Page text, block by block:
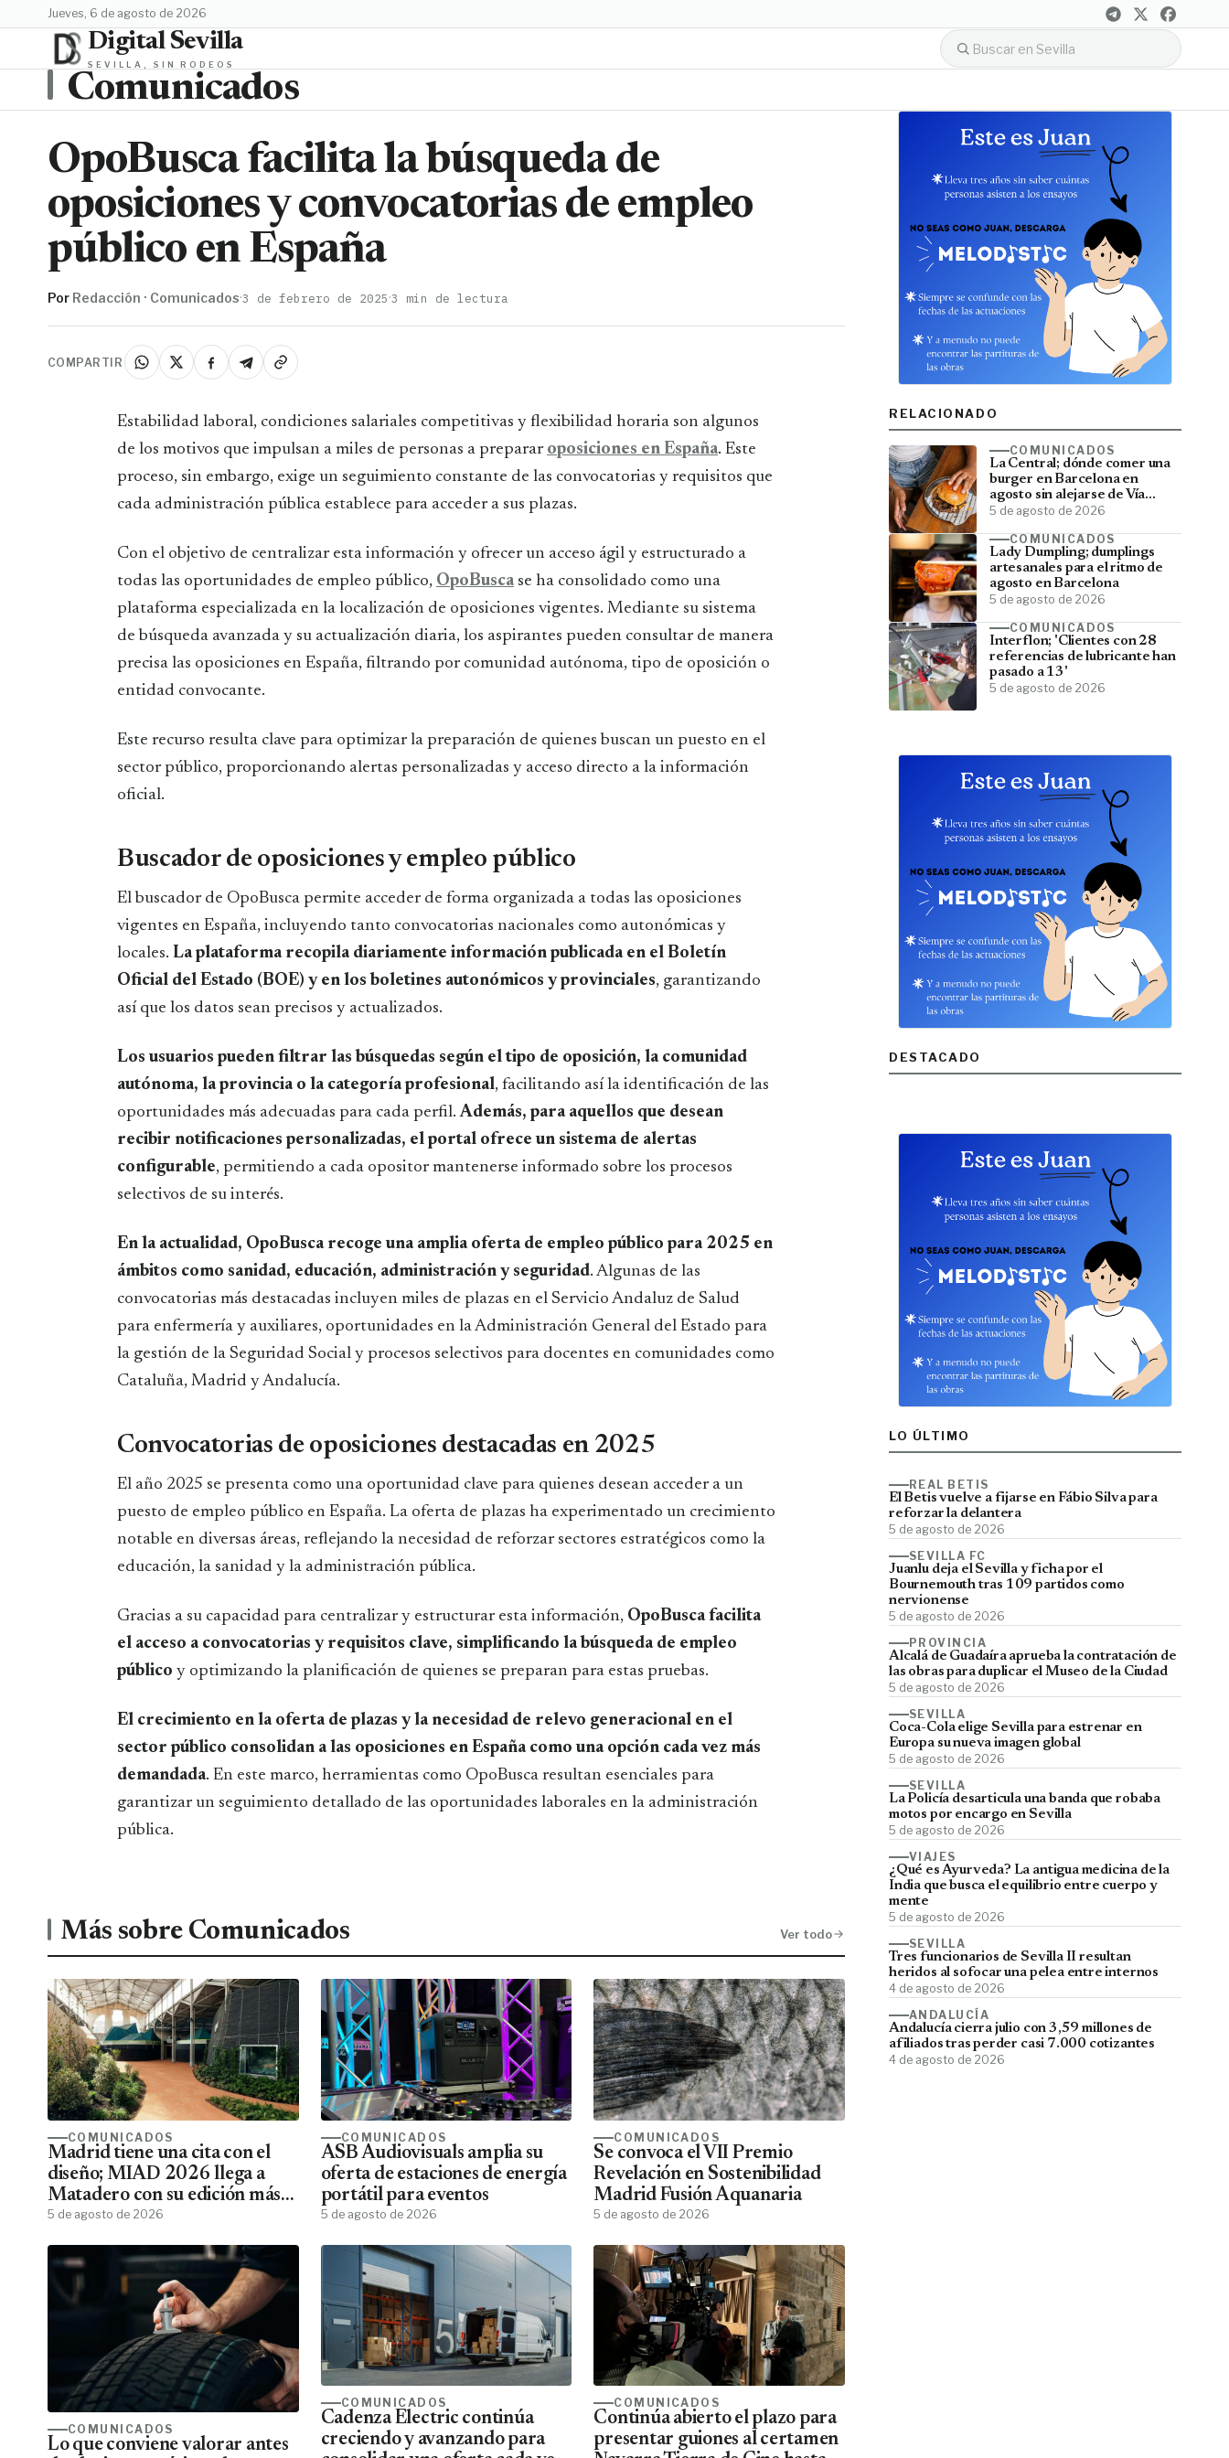
jueves, 6 de agosto de 2026
Digital Sevilla
SEVILLA, SIN RODEOS
Comunicados
OpoBusca facilita la búsqueda de
oposiciones y convocatorias de empleo
público en España
Por Redacción · Comunicados·3 de febrero de 2025·3 min de lectura
COMPARTIR
Estabilidad laboral, condiciones salariales competitivas y flexibilidad horaria son algunos
de los motivos que impulsan a miles de personas a preparar oposiciones en España. Este
proceso, sin embargo, exige un seguimiento constante de las convocatorias y requisitos que
cada administración pública establece para acceder a sus plazas.
Con el objetivo de centralizar esta información y ofrecer un acceso ágil y estructurado a
todas las oportunidades de empleo público, OpoBuscase ha consolidado como una
plataforma especializada en la localización de oposiciones vigentes. Mediante su sistema
de búsqueda avanzada y su actualización diaria, los aspirantes pueden consultar de manera
precisa las oposiciones en España, filtrando por comunidad autónoma, tipo de oposición o
entidad convocante.
Este recurso resulta clave para optimizar la preparación de quienes buscan un puesto en el
sector público, proporcionando alertas personalizadas y acceso directo a la información
oficial.
Buscador de oposiciones y empleo público
El buscador de OpoBusca permite acceder de forma organizada a todas las oposiciones
vigentes en España, incluyendo tanto convocatorias nacionales como autonómicas y
locales. La plataforma recopila diariamente información publicada en el Boletín
Oficial del Estado (BOE) y en los boletines autonómicos y provinciales, garantizando
así que los datos sean precisos y actualizados.
Los usuarios pueden filtrar las búsquedas según el tipo de oposición, la comunidad
autónoma, la provincia o la categoría profesional, facilitando así la identificación de las
oportunidades más adecuadas para cada perfil.Además, para aquellos que desean
recibir notificaciones personalizadas, el portal ofrece un sistema de alertas
configurable, permitiendo a cada opositor mantenerse informado sobre los procesos
selectivos de su interés.
En la actualidad, OpoBusca recoge una amplia oferta de empleo público para 2025 en
ámbitos como sanidad, educación, administración y seguridad. Algunas de las
convocatorias más destacadas incluyen miles de plazas en el Servicio Andaluz de Salud
para enfermería y auxiliares, oportunidades en la Administración General del Estado para
la gestión de la Seguridad Social y procesos selectivos para docentes en comunidades como
Cataluña, Madrid y Andalucía.
Convocatorias de oposiciones destacadas en 2025
El año 2025 se presenta como una oportunidad clave para quienes desean acceder a un
puesto de empleo público en España. La oferta de plazas ha experimentado un crecimiento
notable en diversas áreas, reflejando la necesidad de reforzar sectores estratégicos como la
educación, la sanidad y la administración pública.
Gracias a su capacidad para centralizar y estructurar esta información, OpoBusca facilita
el acceso a convocatorias y requisitos clave, simplificando la búsqueda de empleo
público y optimizando la planificación de quienes se preparan para estas pruebas.
El crecimiento en la oferta de plazas y la necesidad de relevo generacional en el
sector público consolidan a las oposiciones en España como una opción cada vez más
demandada. En este marco, herramientas como OpoBusca resultan esenciales para
garantizar un seguimiento detallado de las oportunidades laborales en la administración
pública.
Más sobre Comunicados Ver todo
COMUNICADOS
Madrid tiene una cita con el
diseño; MIAD 2026 llega a
Matadero con su edición más
ambiciosa
5 de agosto de 2026
COMUNICADOS
ASB Audiovisuals amplia su
oferta de estaciones de energía
portátil para eventos
5 de agosto de 2026
COMUNICADOS
Se convoca el VII Premio
Revelación en Sostenibilidad
Madrid Fusión Aquanaria
5 de agosto de 2026
COMUNICADOS
Lo que conviene valorar antes
COMUNICADOS
Cadenza Electric continúa
creciendo y avanzando para
COMUNICADOS
Continúa abierto el plazo para
presentar guiones al certamen
RELACIONADO
COMUNICADOS
La Central; dónde comer una
burger en Barcelona en
agosto sin alejarse de Vía
Laietana
5 de agosto de 2026
COMUNICADOS
Lady Dumpling; dumplings
artesanales para el ritmo de
agosto en Barcelona
5 de agosto de 2026
COMUNICADOS
Interflon; 'Clientes con 28
referencias de lubricante han
pasado a 13'
5 de agosto de 2026
DESTACADO
LO ÚLTIMO
REAL BETIS
El Betis vuelve a fijarse en Fábio Silva para
reforzar la delantera
5 de agosto de 2026
SEVILLA FC
Juanlu deja el Sevilla y ficha por el
Bournemouth tras 109 partidos como
nervionense
5 de agosto de 2026
PROVINCIA
Alcalá de Guadaíra aprueba la contratación de
las obras para duplicar el Museo de la Ciudad
5 de agosto de 2026
SEVILLA
Coca-Cola elige Sevilla para estrenar en
Europa su nueva imagen global
5 de agosto de 2026
SEVILLA
La Policía desarticula una banda que robaba
motos por encargo en Sevilla
5 de agosto de 2026
VIAJES
¿Qué es Ayurveda? La antigua medicina de la
India que busca el equilibrio entre cuerpo y
mente
5 de agosto de 2026
SEVILLA
Tres funcionarios de Sevilla II resultan
heridos al sofocar una pelea entre internos
4 de agosto de 2026
ANDALUCÍA
Andalucía cierra julio con 3,59 millones de
afiliados tras perder casi 7.000 cotizantes
4 de agosto de 2026